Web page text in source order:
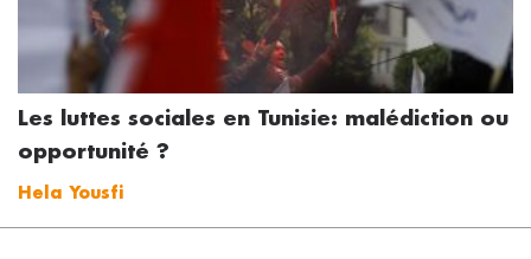
Les luttes sociales en Tunisie: malédiction ou
opportunité ?
Hela Yousfi